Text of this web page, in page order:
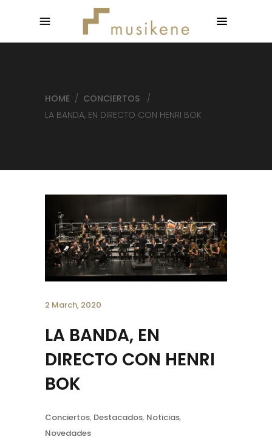
HOME / CONCIERTOS
/
LA BANDA, EN DIRECTO CON HENRI BOK
2 March, 2020
LA BANDA, EN
DIRECTO CON HENRI
BOK
Conciertos, Destacados, Noticias,
Novedades